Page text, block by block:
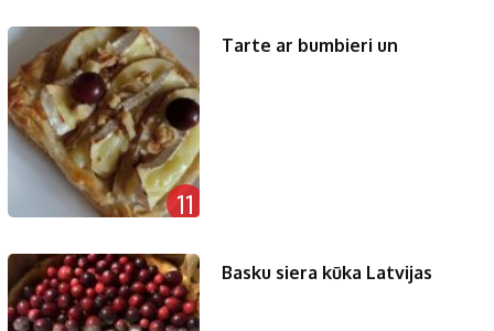
11
Tarte ar bumbieri un
Basku siera kūka Latvijas